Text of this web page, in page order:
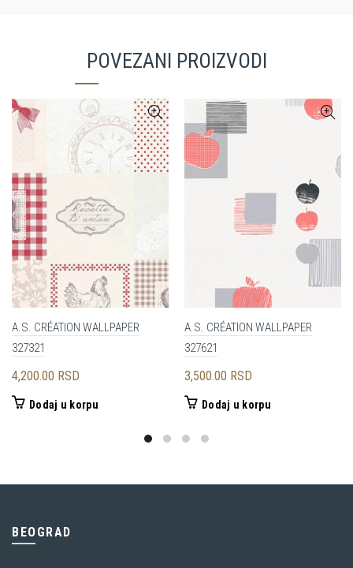
POVEZANI PROIZVODI
A.S. CRÉATION WALLPAPER
327321
4,200.00 RSD
Dodaj u korpu
A.S. CRÉATION WALLPAPER
327621
3,500.00 RSD
Dodaj u korpu
BEOGRAD